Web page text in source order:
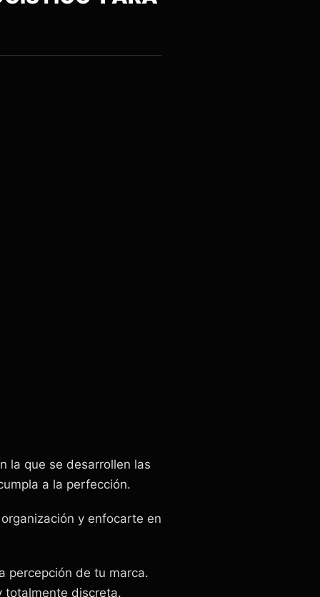
la que se desarrollen las
a la perfección.
y enfocarte en
percepción de tu marca.
totalmente discreta.